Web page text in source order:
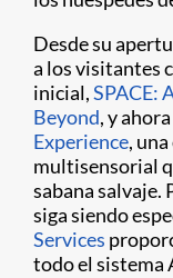
Desde su
a los visitantes
inicial,SPACE:
Beyond, y ahora
Experience,
multisensorial
sabana salvaje.
siga siendo
Services
todo el sistema